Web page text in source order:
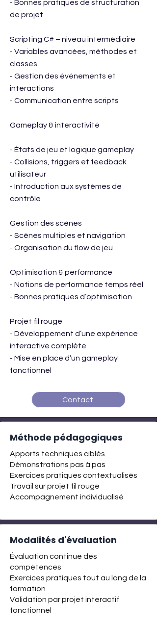
- Bonnes pratiques de structuration
de projet
Scripting C# – niveau intermédiaire
- Variables avancées, méthodes et
classes
- Gestion des événements et
interactions
- Communication entre scripts
Gameplay & interactivité
- États de jeu et logique gameplay
- Collisions, triggers et feedback
utilisateur
- Introduction aux systèmes de
contrôle
Gestion des scènes
- Scènes multiples et navigation
- Organisation du flow de jeu
Optimisation & performance
- Notions de performance temps réel
- Bonnes pratiques d’optimisation
Projet fil rouge
- Développement d’une expérience
interactive complète
- Mise en place d’un gameplay
fonctionnel
Contact
Méthode pédagogiques
Apports techniques ciblés
Démonstrations pas à pas
Exercices pratiques contextualisés
Travail sur projet fil rouge
Accompagnement individualisé
Modalités d'évaluation
Évaluation continue des
compétences
Exercices pratiques tout au long de la
formation
Validation par projet interactif
fonctionnel